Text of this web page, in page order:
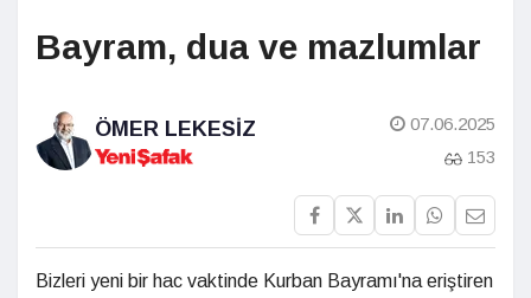
Bayram, dua ve mazlumlar
ÖMER LEKESIZ
07.06.2025
153
Bizleri yeni bir hac vaktinde Kurban Bayramı'na eriştiren